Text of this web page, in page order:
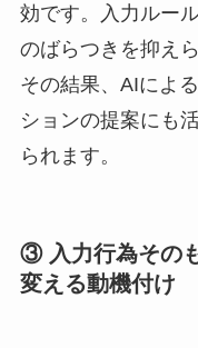
効です。入力ルー
のばらつきを抑えら
その結果、AIによ
ションの提案にも
られます。
③ 入力行為その
変える動機付け